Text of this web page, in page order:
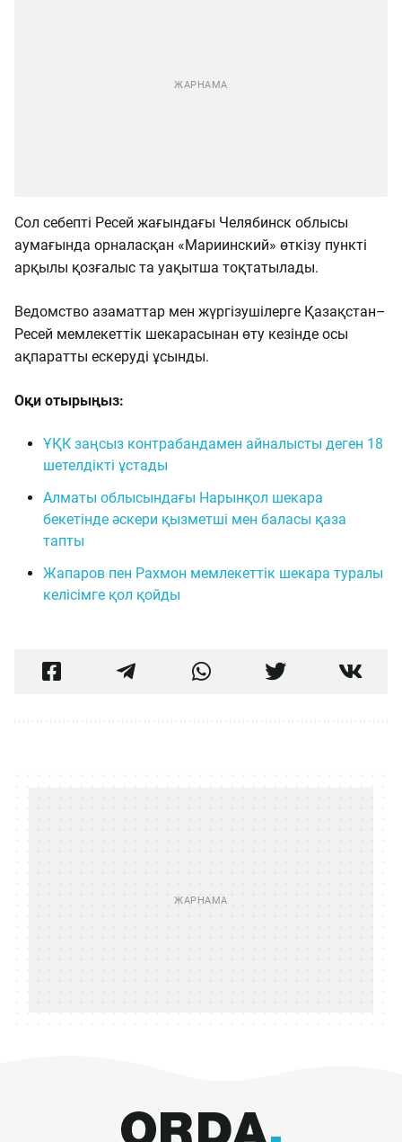
Сол себепті Ресей жағындағы Челябинск облысы
аумағында орналасқан «Мариинский» өткізу пункті
арқылы қозғалыс та уақытша тоқтатылады.
Ведомство азаматтар мен жүргізушілерге Қазақстан–
Ресей мемлекеттік шекарасынан өту кезінде осы
ақпаратты ескеруді ұсынды.
Оқи отырыңыз:
ҰҚК заңсыз контрабандамен айналысты деген 18
шетелдікті ұстады
Алматы облысындағы Нарынқол шекара
бекетінде әскери қызметші мен баласы қаза
тапты
Жапаров пен Рахмон мемлекеттік шекара туралы
келісімге қол қойды